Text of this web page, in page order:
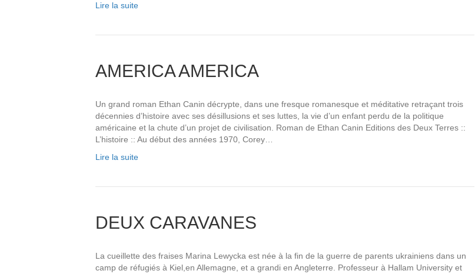
Lire la suite
AMERICA AMERICA
Un grand roman Ethan Canin décrypte, dans une fresque romanesque et méditative retraçant trois
décennies d’histoire avec ses désillusions et ses luttes, la vie d’un enfant perdu de la politique
américaine et la chute d’un projet de civilisation. Roman de Ethan Canin Editions des Deux Terres ::
L’histoire :: Au début des années 1970, Corey…
Lire la suite
DEUX CARAVANES
La cueillette des fraises Marina Lewycka est née à la fin de la guerre de parents ukrainiens dans un
camp de réfugiés à Kiel,en Allemagne, et a grandi en Angleterre. Professeur à Hallam University et